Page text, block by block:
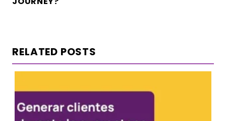
RELATED POSTS